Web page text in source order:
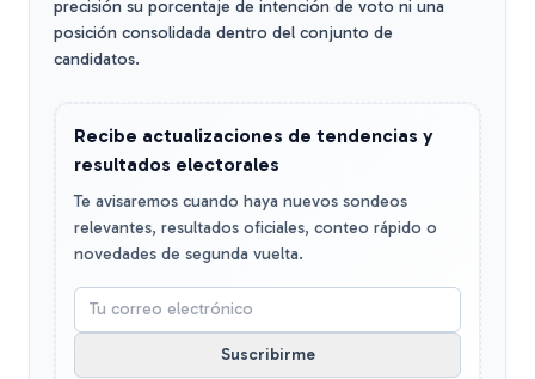
precisión su porcentaje de intención de voto ni una
posición consolidada dentro del conjunto de
candidatos.
Recibe actualizaciones de tendencias y
resultados electorales
Te avisaremos cuando haya nuevos sondeos
relevantes, resultados oficiales, conteo rápido o
novedades de segunda vuelta.
Suscribirme